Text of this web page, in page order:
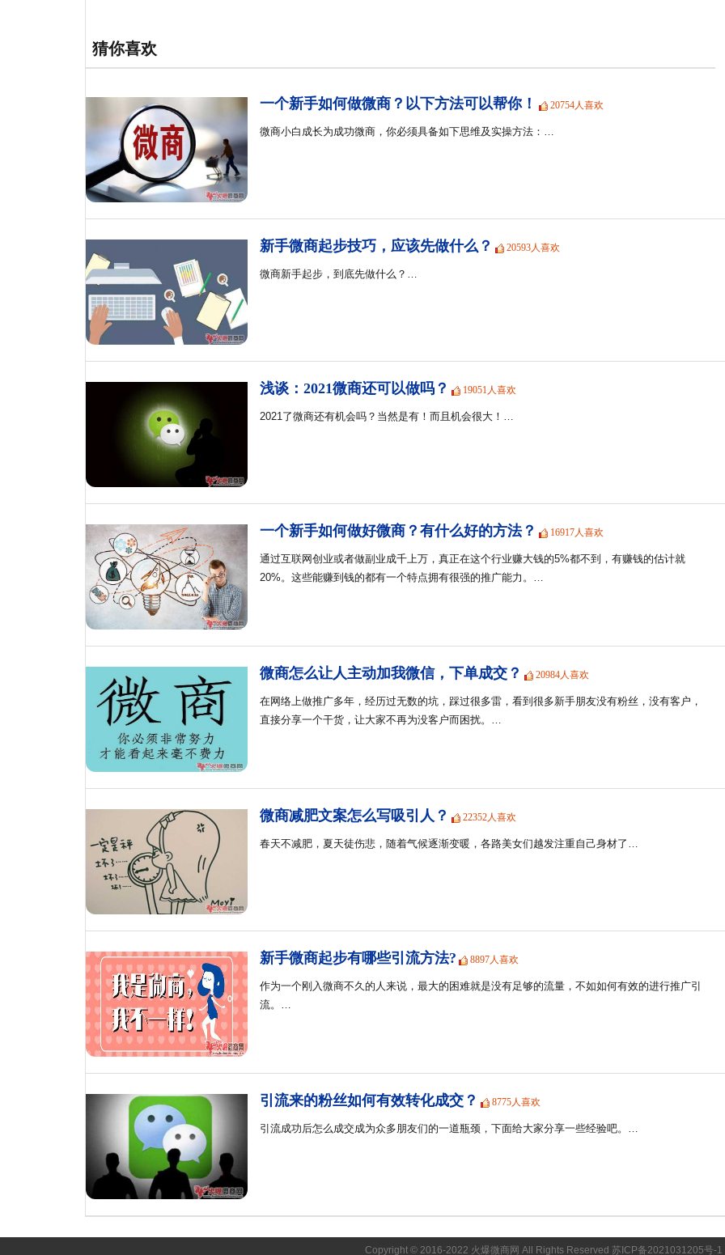
猜你喜欢
一个新手如何做微商？以下方法可以帮你！ 20754人喜欢
微商小白成长为成功微商，你必须具备如下思维及实操方法：…
新手微商起步技巧，应该先做什么？ 20593人喜欢
微商新手起步，到底先做什么？…
浅谈：2021微商还可以做吗？ 19051人喜欢
2021了微商还有机会吗？当然是有！而且机会很大！…
一个新手如何做好微商？有什么好的方法？ 16917人喜欢
通过互联网创业或者做副业成千上万，真正在这个行业赚大钱的5%都不到，有赚钱的估计就
20%。这些能赚到钱的都有一个特点拥有很强的推广能力。…
微商怎么让人主动加我微信，下单成交？ 20984人喜欢
在网络上做推广多年，经历过无数的坑，踩过很多雷，看到很多新手朋友没有粉丝，没有客户，
直接分享一个干货，让大家不再为没客户而困扰。…
微商减肥文案怎么写吸引人？ 22352人喜欢
春天不减肥，夏天徒伤悲，随着气候逐渐变暖，各路美女们越发注重自己身材了…
新手微商起步有哪些引流方法? 8897人喜欢
作为一个刚入微商不久的人来说，最大的困难就是没有足够的流量，不如如何有效的进行推广引
流。…
引流来的粉丝如何有效转化成交？ 8775人喜欢
引流成功后怎么成交成为众多朋友们的一道瓶颈，下面给大家分享一些经验吧。…
Copyright © 2016-2022 火爆微商网 All Rights Reserved 苏ICP备2021031205号-1